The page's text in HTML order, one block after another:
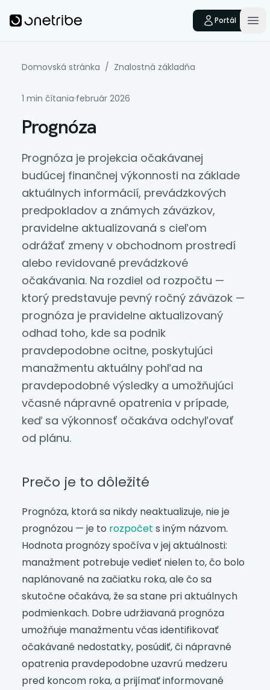
Onetribe
Portál
Domovská stránka / Znalostná základňa
1 min čítania·február 2026
Prognóza
Prognóza je projekcia očakávanej
budúcej finančnej výkonnosti na základe
aktuálnych informácií, prevádzkových
predpokladov a známych záväzkov,
pravidelne aktualizovaná s cieľom
odrážať zmeny v obchodnom prostredí
alebo revidované prevádzkové
očakávania. Na rozdiel od rozpočtu —
ktorý predstavuje pevný ročný záväzok —
prognóza je pravidelne aktualizovaný
odhad toho, kde sa podnik
pravdepodobne ocitne, poskytujúci
manažmentu aktuálny pohľad na
pravdepodobné výsledky a umožňujúci
včasné nápravné opatrenia v prípade,
keď sa výkonnosť očakáva odchyľovať
od plánu.
Prečo je to dôležité
Prognóza, ktorá sa nikdy neaktualizuje, nie je
prognózou — je to rozpočet s iným názvom.
Hodnota prognózy spočíva v jej aktuálnosti:
manažment potrebuje vedieť nielen to, čo bolo
naplánované na začiatku roka, ale čo sa
skutočne očakáva, že sa stane pri aktuálnych
podmienkach. Dobre udržiavaná prognóza
umožňuje manažmentu včas identifikovať
očakávané nedostatky, posúdiť, či nápravné
opatrenia pravdepodobne uzavrú medzeru
pred koncom roka, a prijímať informované